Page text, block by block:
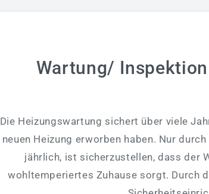
Wartung/
Die Heizungswartung sichert über viele
neuen Heizung erworben haben. Nur
jährlich, ist sicherzustellen, dass der
wohltemperiertes Zuhause sorgt. Durch